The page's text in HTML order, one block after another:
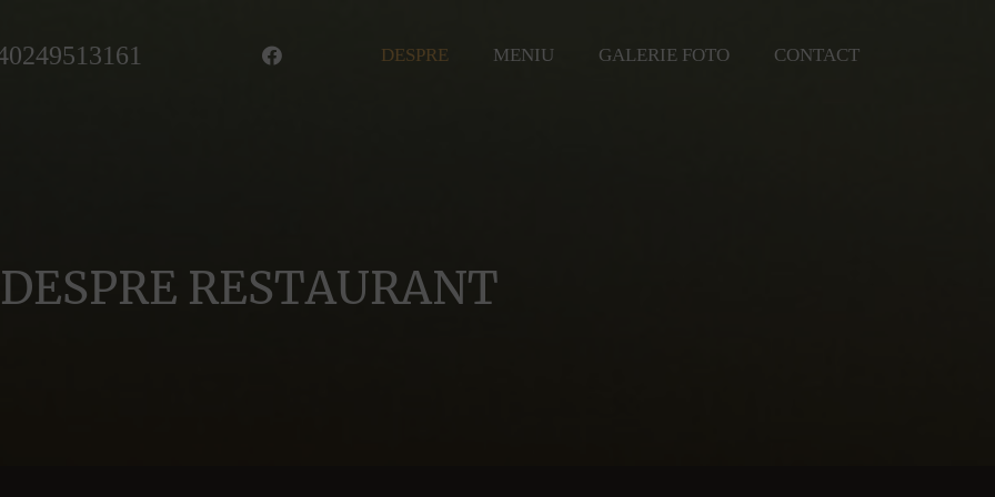
DESPRE MENIU GALERIE FOTO CONTACT
DESPRE RESTAURANT